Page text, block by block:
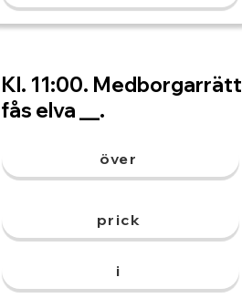
Kl. 11:00. Medborgarrätt
fås elva __.
över
prick
i